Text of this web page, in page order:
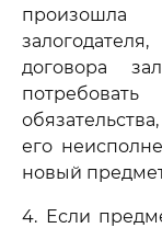
договора
его
новый
4. Если